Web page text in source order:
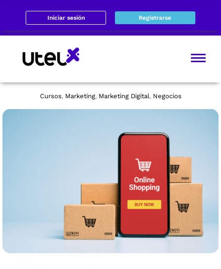
Iniciar sesión Registrarse
Cursos, Marketing, Marketing Digital, Negocios